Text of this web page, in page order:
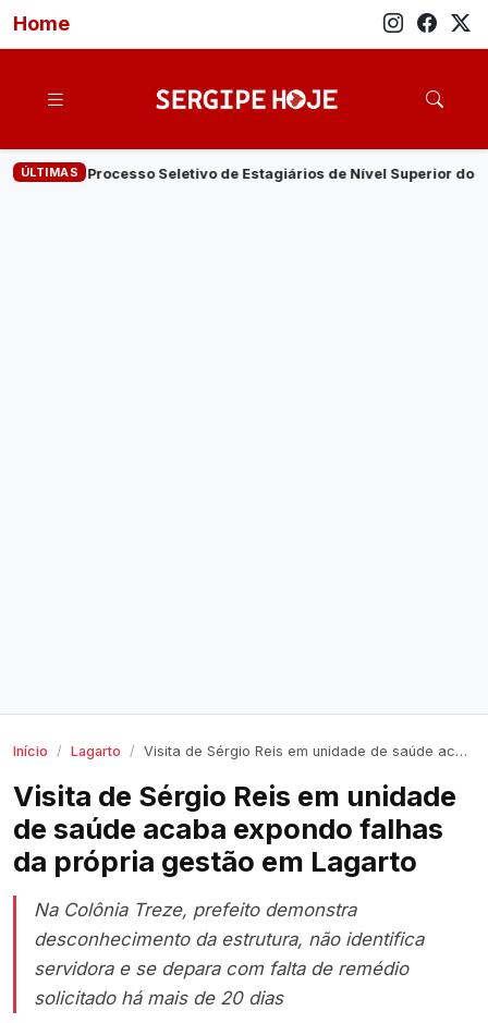
Home
ÚLTIMAS
de Estagiários de Nível Superior do MPSE terminam nesta
Início Lagarto Visita de Sérgio Reis em unidade de saúde acaba expondo falhas da própria gestão em Lagarto
Visita de Sérgio Reis em unidade
de saúde acaba expondo falhas
da própria gestão em Lagarto
Na Colônia Treze, prefeito demonstra
desconhecimento da estrutura, não identifica
servidora e se depara com falta de remédio
solicitado há mais de 20 dias